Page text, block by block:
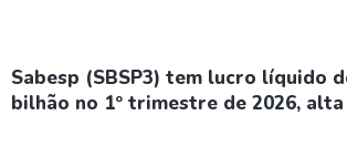
Sabesp (SBSP3) tem lucro líquido
bilhão no 1º trimestre de 2026, alta